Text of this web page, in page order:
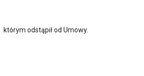
odstąpił od Umowy.